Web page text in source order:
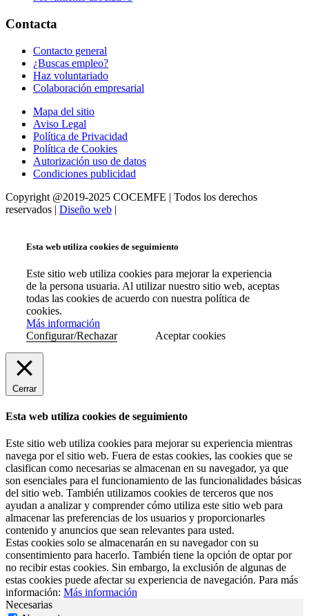
Contacta
Contacto general
¿Buscas empleo?
Haz voluntariado
Colaboración empresarial
Mapa del sitio
Aviso Legal
Política de Privacidad
Política de Cookies
Autorización uso de datos
Condiciones publicidad
Copyright @2019-2025 COCEMFE | Todos los derechos
reservados | Diseño web |
Esta web utiliza cookies de seguimiento
Este sitio web utiliza cookies para mejorar la experiencia
de la persona usuaria. Al utilizar nuestro sitio web, aceptas
todas las cookies de acuerdo con nuestra política de
cookies.
Más información
Configurar/Rechazar
Aceptar cookies
Cerrar
Esta web utiliza cookies de seguimiento
Este sitio web utiliza cookies para mejorar su experiencia mientras
navega por el sitio web. Fuera de estas cookies, las cookies que se
clasifican como necesarias se almacenan en su navegador, ya que
son esenciales para el funcionamiento de las funcionalidades básicas
del sitio web. También utilizamos cookies de terceros que nos
ayudan a analizar y comprender cómo utiliza este sitio web para
almacenar las preferencias de los usuarios y proporcionarles
contenido y anuncios que sean relevantes para usted.
Estas cookies solo se almacenarán en su navegador con su
consentimiento para hacerlo. También tiene la opción de optar por
no recibir estas cookies. Sin embargo, la exclusión de algunas de
estas cookies puede afectar su experiencia de navegación. Para más
información: Más información
Necesarias